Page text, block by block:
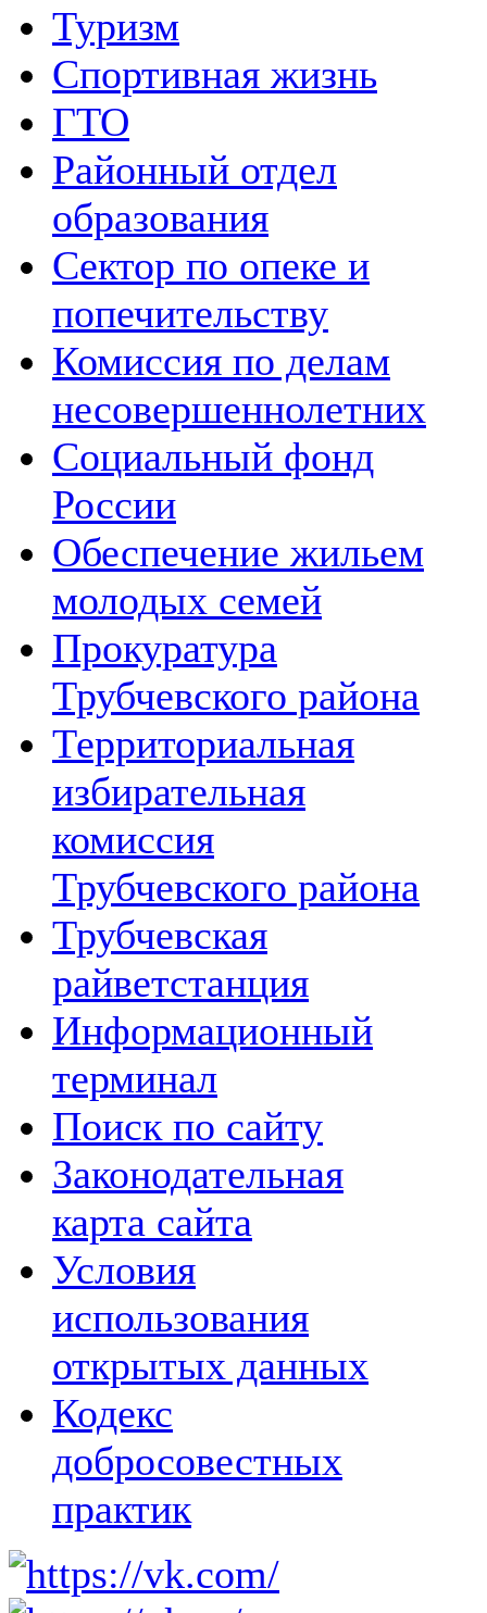
Туризм
Спортивная жизнь
ГТО
Районный отдел
образования
Сектор по опеке и
попечительству
Комиссия по делам
несовершеннолетних
Социальный фонд
России
Обеспечение жильем
молодых семей
Прокуратура
Трубчевского района
Территориальная
избирательная
комиссия
Трубчевского района
Трубчевская
райветстанция
Информационный
терминал
Поиск по сайту
Законодательная
карта сайта
Условия
использования
открытых данных
Кодекс
добросовестных
практик